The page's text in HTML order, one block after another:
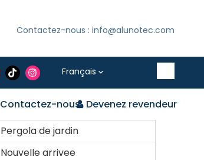
Contactez-nous : info@alunotec.com
Français
Contactez-nous Devenez revendeur
Pergola de jardin
Nouvelle arrivee